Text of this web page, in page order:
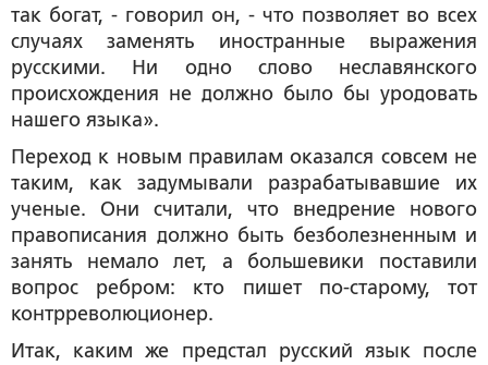
так богат, - говорил он, - что позволяет во всех
случаях заменять иностранные выражения
русскими. Ни одно слово неславянского
происхождения не должно было бы уродовать
нашего языка».
Переход к новым правилам оказался совсем не
таким, как задумывали разрабатывавшие их
ученые. Они считали, что внедрение нового
правописания должно быть безболезненным и
занять немало лет, а большевики поставили
вопрос ребром: кто пишет по-старому, тот
контрреволюционер.
Итак, каким же предстал русский язык после